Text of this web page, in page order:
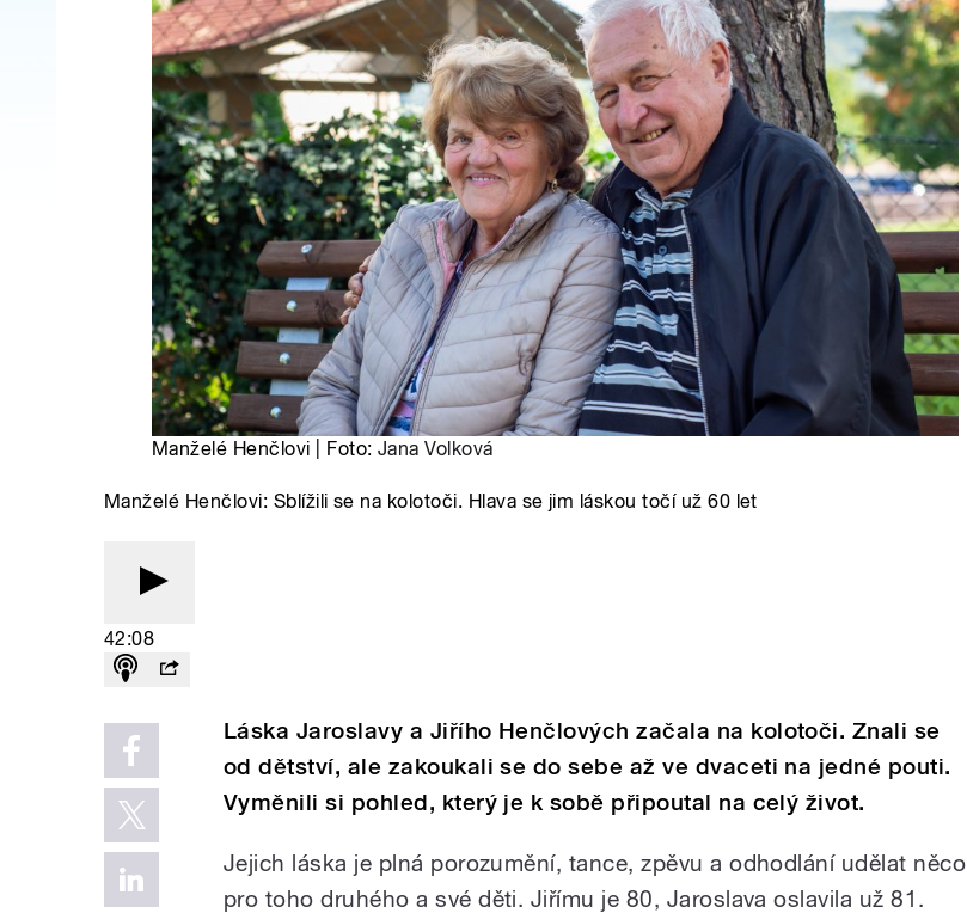
Manželé Henčlovi | Foto: Jana Volková
Manželé Henčlovi: Sblížili se na kolotoči. Hlava se jim láskou točí už 60 let
42:08
Láska Jaroslavy a Jiřího Henčlových začala na kolotoči. Znali se
od dětství, ale zakoukali se do sebe až ve dvaceti na jedné pouti.
Vyměnili si pohled, který je k sobě připoutal na celý život.
Jejich láska je plná porozumění, tance, zpěvu a odhodlání udělat něco
pro toho druhého a své děti. Jiřímu je 80, Jaroslava oslavila už 81.